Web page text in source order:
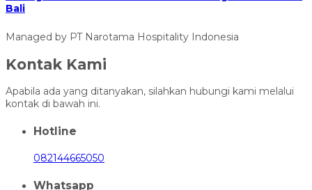
Bali
Managed by PT Narotama Hospitality Indonesia
Kontak Kami
Apabila ada yang ditanyakan, silahkan hubungi kami melalui
kontak di bawah ini.
Hotline
082144665050
Whatsapp